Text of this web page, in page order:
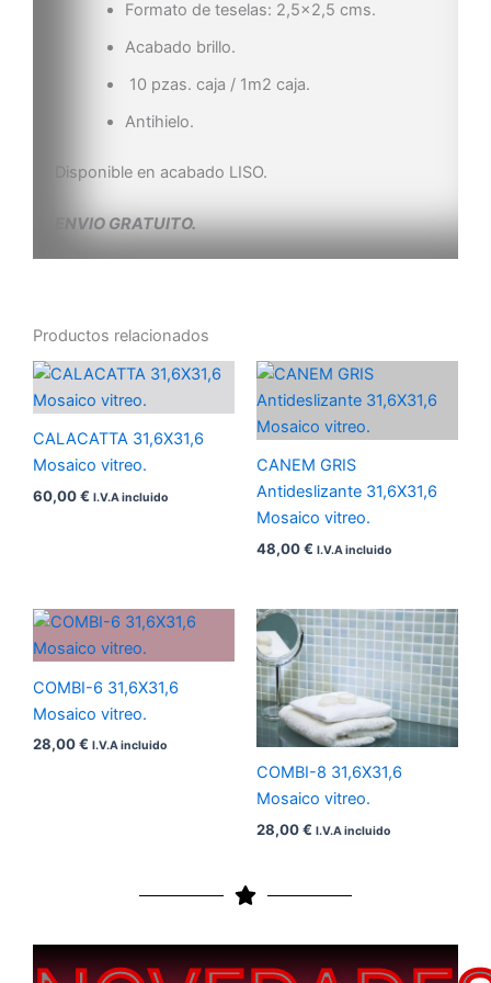
Formato de teselas: 2,5×2,5 cms.
Acabado brillo.
10 pzas. caja / 1m2 caja.
Antihielo.
Disponible en acabado LISO.
ENVIO GRATUITO.
Productos relacionados
CALACATTA 31,6X31,6
Mosaico vitreo.
60,00€ I.V.A incluido
CANEM GRIS
Antideslizante 31,6X31,6
Mosaico vitreo.
48,00€ I.V.A incluido
COMBI-6 31,6X31,6
Mosaico vitreo.
28,00€ I.V.A incluido
COMBI-8 31,6X31,6
Mosaico vitreo.
28,00€ I.V.A incluido